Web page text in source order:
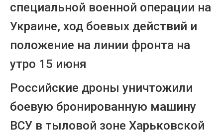
специальной военной операции на
Украине, ход боевых действий и
положение на линии фронта на
утро 15 июня
Российские дроны уничтожили
боевую бронированную машину
ВСУ в тыловой зоне Харьковской